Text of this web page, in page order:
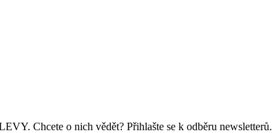
Chcete o nich vědět? Přihlašte se k odběru newsletterů.